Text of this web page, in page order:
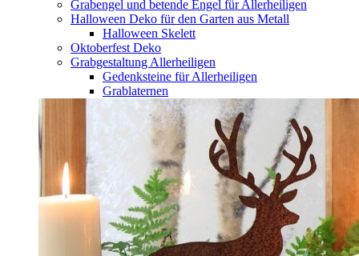
Grabengel und betende Engel für Allerheiligen
Halloween Deko für den Garten aus Metall
Halloween Skelett
Oktoberfest Deko
Grabgestaltung Allerheiligen
Gedenksteine für Allerheiligen
Grablaternen